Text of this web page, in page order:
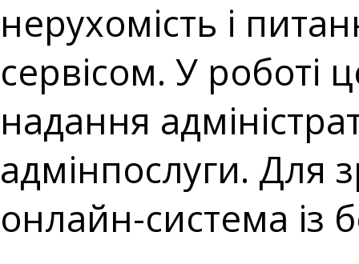
нерухомість і
сервісом. У роботі
надання
адмінпослуги. Для
онлайн-система із